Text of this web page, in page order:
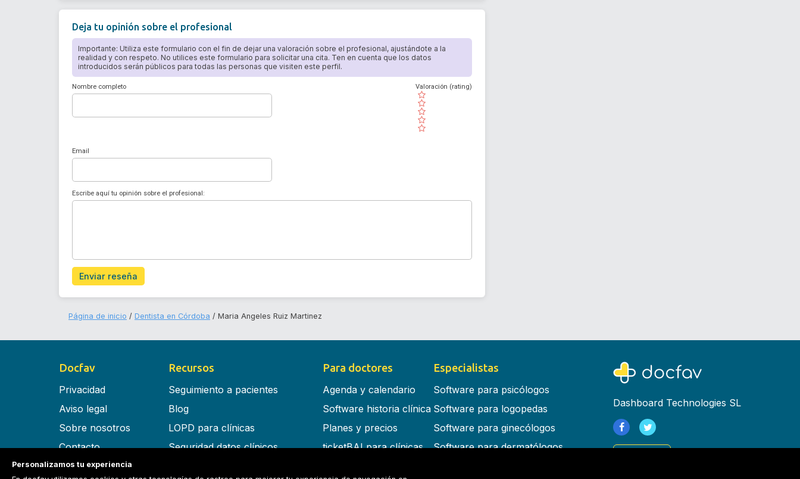
Deja tu opinión sobre el profesional
Importante: Utiliza este formulario con el fin de dejar una valoración sobre el profesional, ajustándote a la
realidad y con respeto. No utilices este formulario para solicitar una cita. Ten en cuenta que los datos
introducidos serán públicos para todas las personas que visiten este perfil.
Nombre completo
( )
( )
( )
( )
( )
Valoración (rating)
Email
Escribe aquí tu opinión sobre el profesional:
Enviar reseña
Página de inicio Dentista en Córdoba Maria Angeles Ruiz Martinez
Docfav
Privacidad
Aviso legal
Sobre nosotros
Contacto
Términos y condiciones
Recursos
Seguimiento a pacientes
Blog
LOPD para clínicas
Seguridad datos clínicos
Para doctores
Agenda y calendario
Software historia clínica
Planes y precios
ticketBAI para clínicas
Especialistas
Software para psicólogos
Software para logopedas
Software para ginecólogos
Software para dermatólogos
Dashboard Technologies SL
Personalizamos tu experiencia